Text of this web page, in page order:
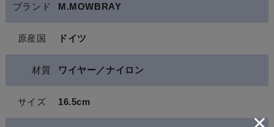
ブランド M.MOWBRAY
原産国 ドイツ
材質 ワイヤー／ナイロン
サイズ 16.5cm